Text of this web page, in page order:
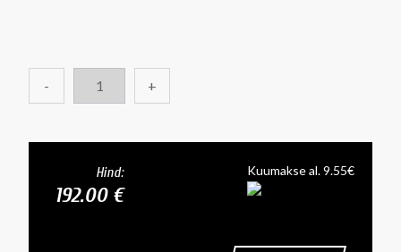
- +
Hind:
192.00 €
Kuumakse al. 9.55€